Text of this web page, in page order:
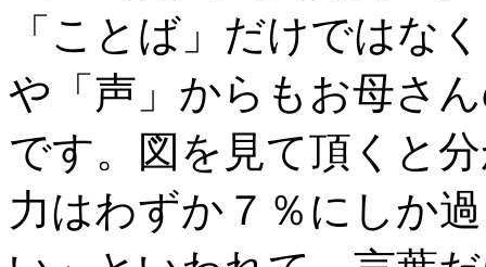
「ことば」だけではな
や「声」からもお母さ
です。図を見て頂くと
力はわずか７％にしか